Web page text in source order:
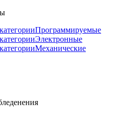
Программируемые
Электронные
Механические